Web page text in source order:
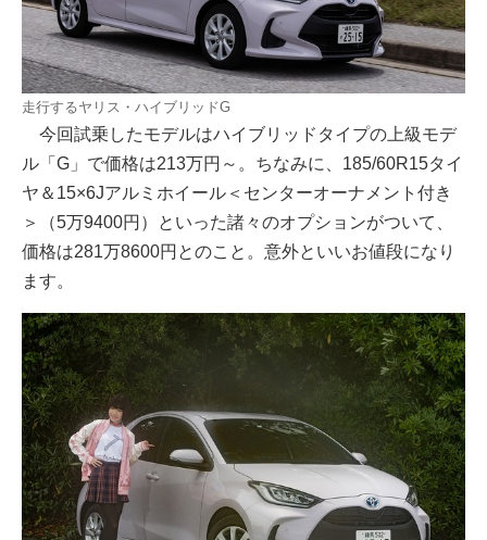
走行するヤリス・ハイブリッドG
今回試乗したモデルはハイブリッドタイプの上級モデ
ル「G」で価格は213万円～。ちなみに、185/60R15タイ
ヤ＆15×6Jアルミホイール＜センターオーナメント付き
＞（5万9400円）といった諸々のオプションがついて、
価格は281万8600円とのこと。意外といいお値段になり
ます。